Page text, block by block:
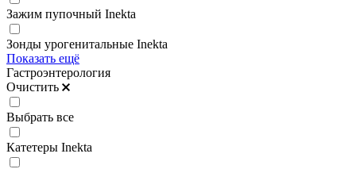
Зажим пупочный Inekta
Зонды урогенитальные Inekta
Показать ещё
Гастроэнтерология
Очистить
Выбрать все
Катетеры Inekta